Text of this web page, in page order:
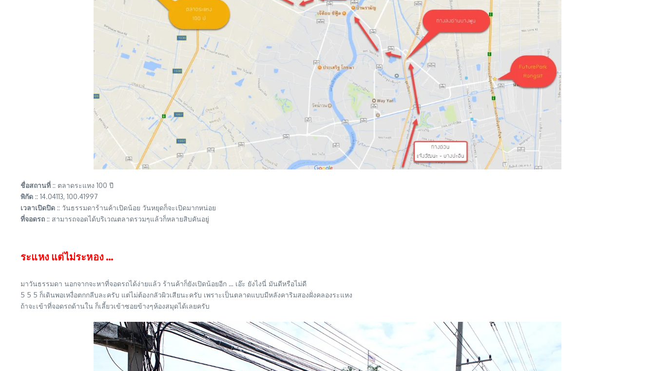
ชื่อสถานที่ :: ตลาดระแหง 100 ปี
พิกัด :: 14.04113, 100.41997
เวลาเปิดปิด :: วันธรรมดาร้านค้าเปิดน้อย วันหยุดก็จะเปิดมากหน่อย
ที่จอดรถ :: สามารถจอดได้บริเวณตลาดรวมๆแล้วก็หลายสิบคันอยู่
ระแหง แต่ไม่ระหอง …
มาวันธรรมดา นอกจากจะหาที่จอดรถได้ง่ายแล้ว ร้านค้าก็ยังเปิดน้อยอีก … เอ๊ะ ยังไงนี่ มันดีหรือไม่ดี
5 5 5 ก็เดินพอเหงื่อตกกลีบละครับ แต่ไม่ต้องกลัวผิวเสียนะครับ เพราะเป็นตลาดแบบมีหลังคาริมสองฝั่งคลองระแหง
ถ้าจะเข้าที่จอดรถด้านใน ก็เลี้ยวเข้าซอยข้างๆห้องสมุดได้เลยครับ